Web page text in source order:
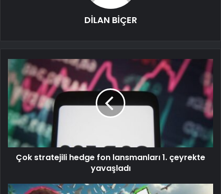
DİLAN BİÇER
Çok stratejili hedge fon lansmanları 1. çeyrekte
yavaşladı